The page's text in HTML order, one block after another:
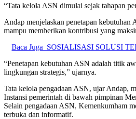
“Tata kelola ASN dimulai sejak tahapan
Andap menjelaskan penetapan
mampu memberikan kontribusi yang
Baca Juga SOSIALISASI SOLUSI
“Penetapan kebutuhan ASN adalah titik
lingkungan strategis,” ujarnya.
Tata kelola pengadaan ASN, ujar Andap,
Instansi pemerintah di bawah pimpinan
Selain pengadaan ASN, Kemenkumham
terbuka dan informatif.